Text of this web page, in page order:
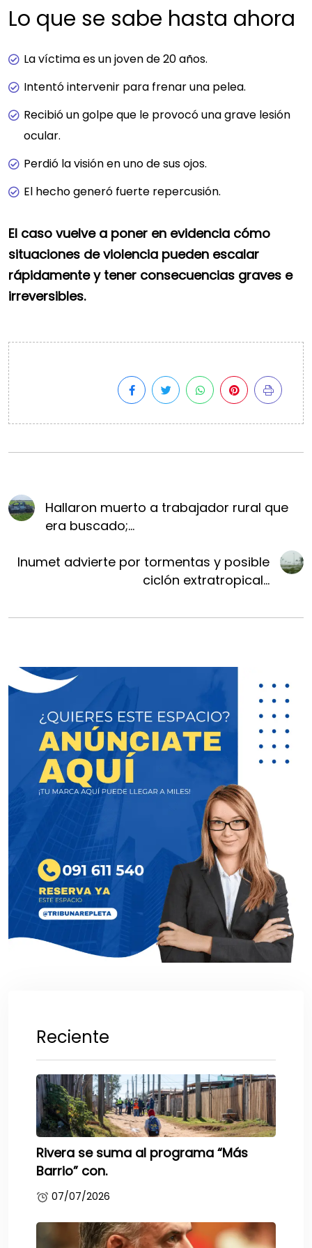
Lo que se sabe hasta ahora
La víctima es un joven de 20 años.
Intentó intervenir para frenar una pelea.
Recibió un golpe que le provocó una grave lesión
ocular.
Perdió la visión en uno de sus ojos.
El hecho generó fuerte repercusión.
El caso vuelve a poner en evidencia cómo
situaciones de violencia pueden escalar
rápidamente y tener consecuencias graves e
irreversibles.
Hallaron muerto a trabajador rural que
era buscado;...
Inumet advierte por tormentas y posible
ciclón extratropical...
Reciente
Rivera se suma al programa “Más
Barrio” con.
07/07/2026